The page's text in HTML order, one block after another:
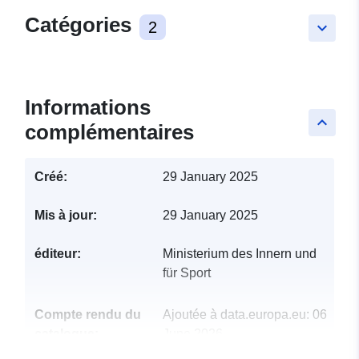
keyboard_arrow_down
Catégories 2
keyboard_arrow_up
Informations
complémentaires
Créé: 29 January 2025
Mis à jour: 29 January 2025
éditeur:
Ministerium des Innern und
für Sport
Compte rendu du
Ajoutée à data.europa.eu: 06